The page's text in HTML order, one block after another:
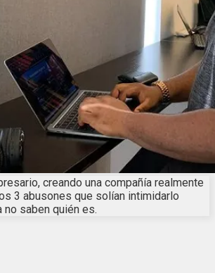
creando una compañía realmente
3 abusones que solían intimidarlo
no saben quién es.